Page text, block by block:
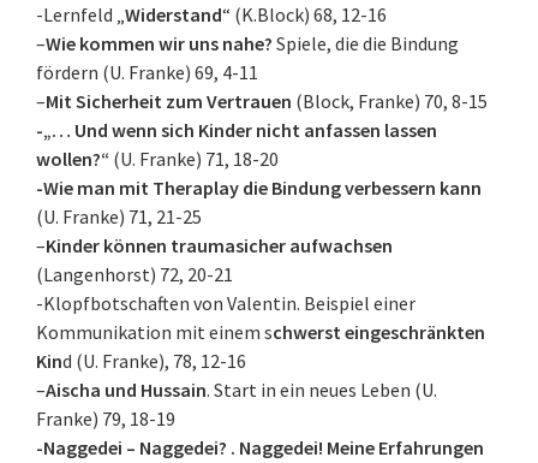
-Lernfeld „Widerstand“ (K.Block) 68, 12-16
–Wie kommen wir uns nahe? Spiele, die die Bindung
fördern (U. Franke) 69, 4-11
–Mit Sicherheit zum Vertrauen (Block, Franke) 70, 8-15
-„… Und wenn sich Kinder nicht anfassen lassen
wollen?“ (U. Franke) 71, 18-20
-Wie man mit Theraplay die Bindung verbessern kann
(U. Franke) 71, 21-25
–Kinder können traumasicher aufwachsen
(Langenhorst) 72, 20-21
-Klopfbotschaften von Valentin. Beispiel einer
Kommunikation mit einem schwerst eingeschränkten
Kind (U. Franke), 78, 12-16
–Aischa und Hussain. Start in ein neues Leben (U.
Franke) 79, 18-19
-Naggedei – Naggedei? . Naggedei! Meine Erfahrungen